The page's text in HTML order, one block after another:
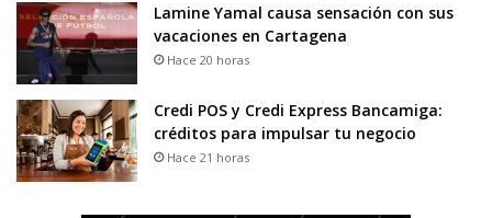
Lamine Yamal causa sensación con sus
vacaciones en Cartagena
Hace 20 horas
Credi POS y Credi Express Bancamiga:
créditos para impulsar tu negocio
Hace 21 horas